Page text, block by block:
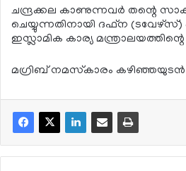
ചന്ദ്രക്കല കാണുന്നവര്‍ തന്റെ
ചെയ്യുന്നതിനായി ദഫ്ന
ഇസ്ലാമിക കാര്യ
മഗ്രിബ് നമസ്‌കാരം കഴിഞ്ഞയുടന്‍